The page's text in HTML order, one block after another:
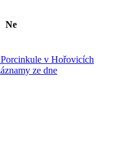
Ne
v Hořovicích
ze dne